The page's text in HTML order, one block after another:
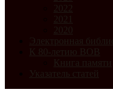
2022
2021
2020
Электронная
К 80-летию ВОВ
Книга памяти
Указатель статей